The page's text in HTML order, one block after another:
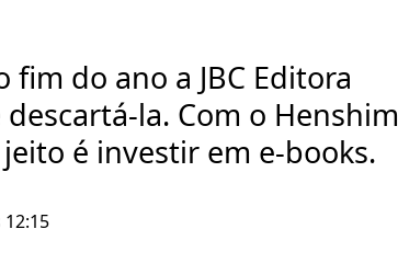
do ano a JBC Editora
la. Com o Henshim
é investir em e-books.
12:15